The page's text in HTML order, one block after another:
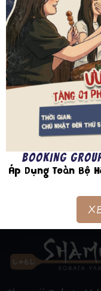
Xem bản đồ
BOOKING
Áp Dụng Toàn Bộ